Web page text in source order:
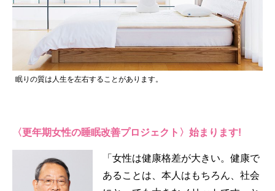
眠りの質は人生を左右することがあります。
〈更年期女性の睡眠改善プロジェクト〉始まります!
「女性は健康格差が大きい。健康で
あることは、本人はもちろん、社会